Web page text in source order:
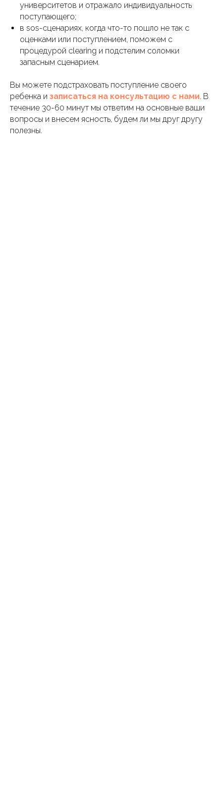
университетов и отражало индивидуальность
поступающего;
в sos-сценариях, когда что-то пошло не так с
оценками или поступлением, поможем с
процедурой clearing и подстелим соломки
запасным сценарием.
Вы можете подстраховать поступление своего
ребенка и записаться на консультацию с нами. В
течение 30-60 минут мы ответим на основные ваши
вопросы и внесем ясность, будем ли мы друг другу
полезны.